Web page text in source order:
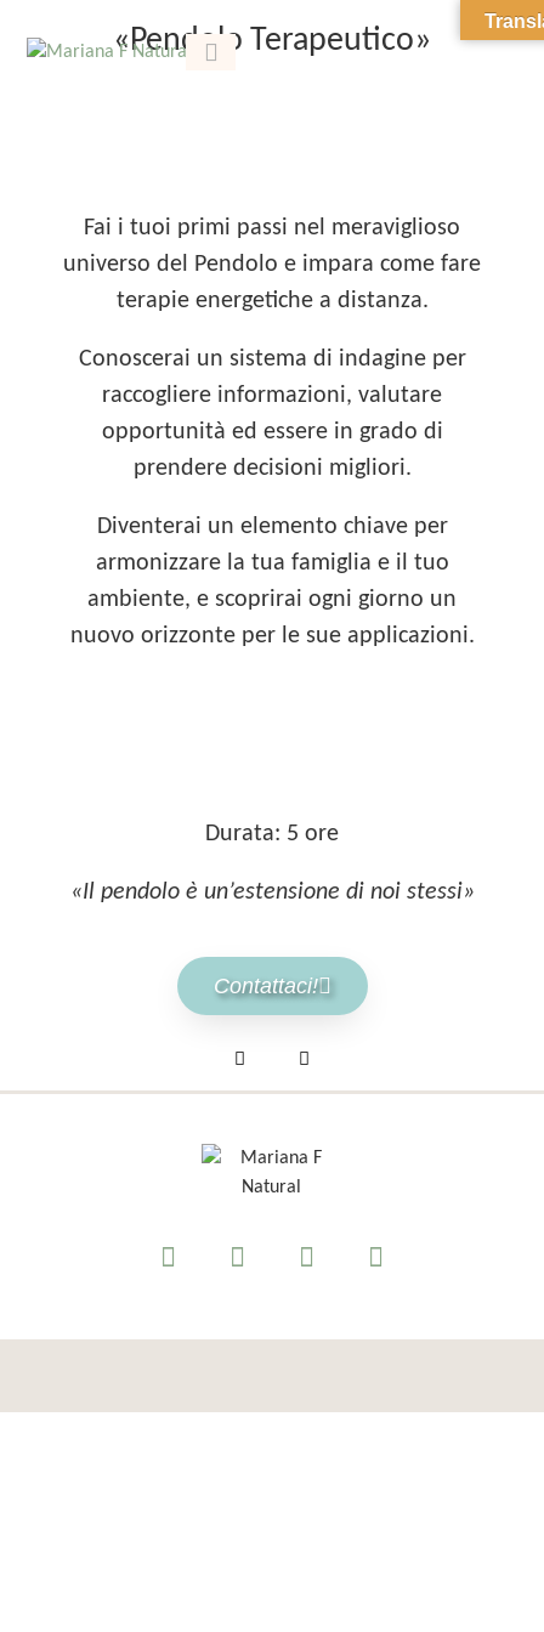
«Pendolo Terapeutico»
Fai i tuoi primi passi nel meraviglioso
universo del Pendolo e impara come fare
terapie energetiche a distanza.
Conoscerai un sistema di indagine per
raccogliere informazioni, valutare
opportunità ed essere in grado di
prendere decisioni migliori.
Diventerai un elemento chiave per
armonizzare la tua famiglia e il tuo
ambiente, e scoprirai ogni giorno un
nuovo orizzonte per le sue applicazioni.
Durata: 5 ore
«Il pendolo è un’estensione di noi stessi»
Contattaci!